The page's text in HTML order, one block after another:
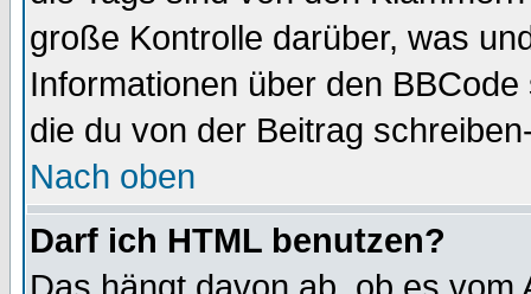
große Kontrolle darüber, was
Informationen über den
die du von der Beitrag
Nach oben
Darf ich HTML benutzen?